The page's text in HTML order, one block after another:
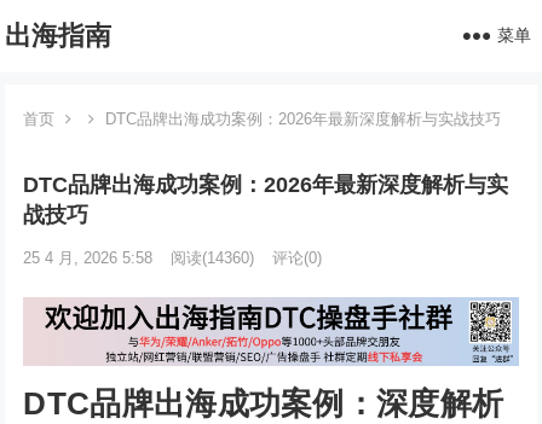
出海指南 菜单
首页 DTC品牌出海成功案例：2026年最新深度解析与实战技巧
DTC品牌出海成功案例：2026年最新深度解析与实
战技巧
25 4 月, 2026 5:58 阅读(14360) 评论(0)
DTC品牌出海成功案例：深度解析